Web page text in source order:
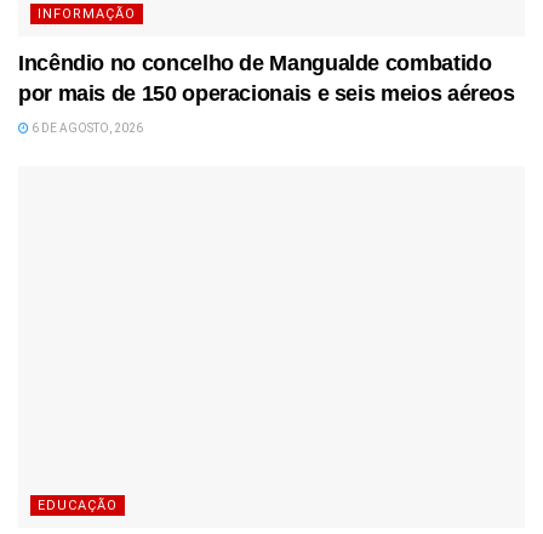
INFORMAÇÃO
Incêndio no concelho de Mangualde combatido
por mais de 150 operacionais e seis meios aéreos
6 DE AGOSTO, 2026
EDUCAÇÃO